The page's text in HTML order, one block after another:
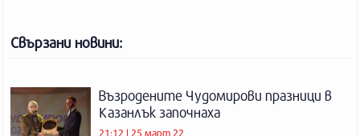
Свързани новини:
Възродените Чудомирови празници в
Казанлък започнаха
21:12 | 25 март 22